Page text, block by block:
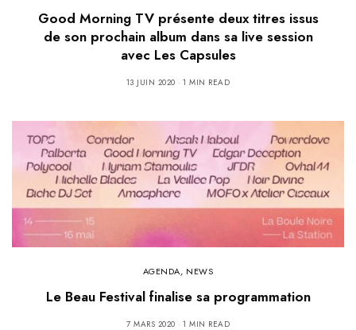
Good Morning TV présente deux titres issus
de son prochain album dans sa live session
avec Les Capsules
13 JUIN 2020 1 MIN READ
AGENDA, NEWS
Le Beau Festival finalise sa programmation
7 MARS 2020 1 MIN READ